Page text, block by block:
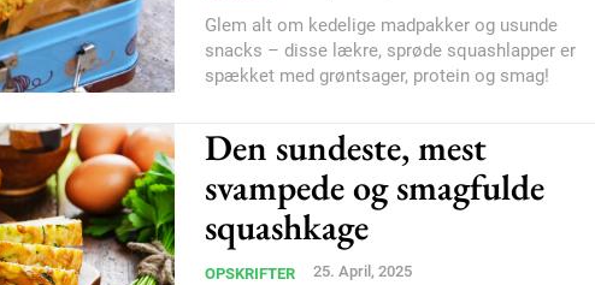
Member full
Glem alt om kedelige madpakker og usunde
snacks – disse lækre, sprøde squashlapper er
spækket med grøntsager, protein og smag!
Den sundeste, mest
svampede og smagfulde
squashkage
OPSKRIFTER 25. April, 2025